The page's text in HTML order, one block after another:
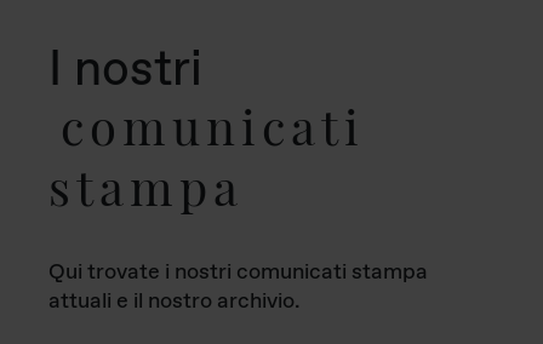
I nostri
comunicati
stampa
Qui trovate i nostri comunicati stampa
attuali e il nostro archivio.